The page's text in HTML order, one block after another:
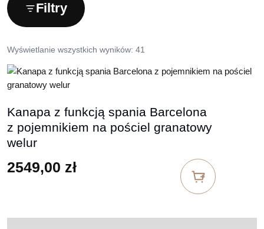
Filtry
Wyświetlanie wszystkich wyników: 41
Kanapa z funkcją spania Barcelona
z pojemnikiem na pościel granatowy
welur
2549,00 zł